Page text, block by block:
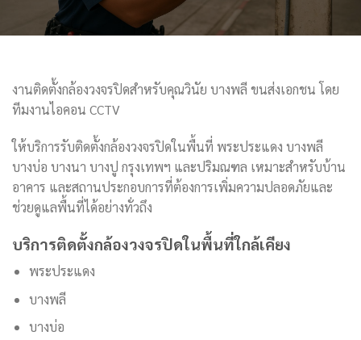
งานติดตั้งกล้องวงจรปิดสำหรับคุณวินัย บางพลี ขนส่งเอกชน โดย
ทีมงานไอคอน CCTV
ให้บริการรับติดตั้งกล้องวงจรปิดในพื้นที่ พระประแดง บางพลี
บางบ่อ บางนา บางปู กรุงเทพฯ และปริมณฑล เหมาะสำหรับบ้าน
อาคาร และสถานประกอบการที่ต้องการเพิ่มความปลอดภัยและ
ช่วยดูแลพื้นที่ได้อย่างทั่วถึง
บริการติดตั้งกล้องวงจรปิดในพื้นที่ใกล้เคียง
พระประแดง
บางพลี
บางบ่อ